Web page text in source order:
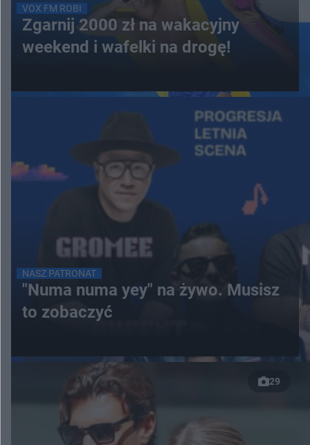
VOX FM ROBI
Zgarnij 2000 zł na wakacyjny
weekend i wafelki na drogę!
NASZ PATRONAT
"Numa numa yey" na żywo. Musisz
to zobaczyć
29